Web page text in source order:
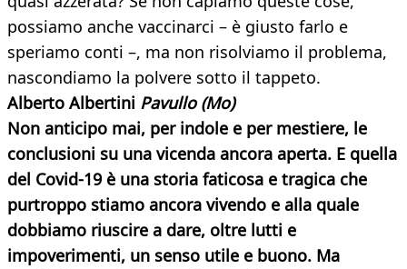
possiamo anche vaccinarci – è giusto farlo e
speriamo conti –, ma non risolviamo il problema,
nascondiamo la polvere sotto il tappeto.
Alberto Albertini Pavullo (Mo)
Non anticipo mai, per indole e per mestiere, le
conclusioni su una vicenda ancora aperta. E quella
del Covid-19 è una storia faticosa e tragica che
purtroppo stiamo ancora vivendo e alla quale
dobbiamo riuscire a dare, oltre lutti e
impoverimenti, un senso utile e buono. Ma